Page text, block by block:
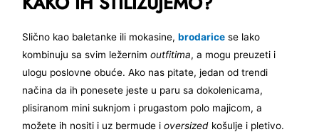
Slično kao baletanke ili mokasine,brodarice se lako
kombinuju sa svim ležernimoutfitima, a mogu preuzeti i
ulogu poslovne obuće. Ako nas pitate, jedan od trendi
načina da ih ponesete jeste u paru sa dokolenicama,
plisiranom mini suknjom i prugastom polo majicom, a
možete ih nositi i uz bermude ioversized košulje i pletivo.